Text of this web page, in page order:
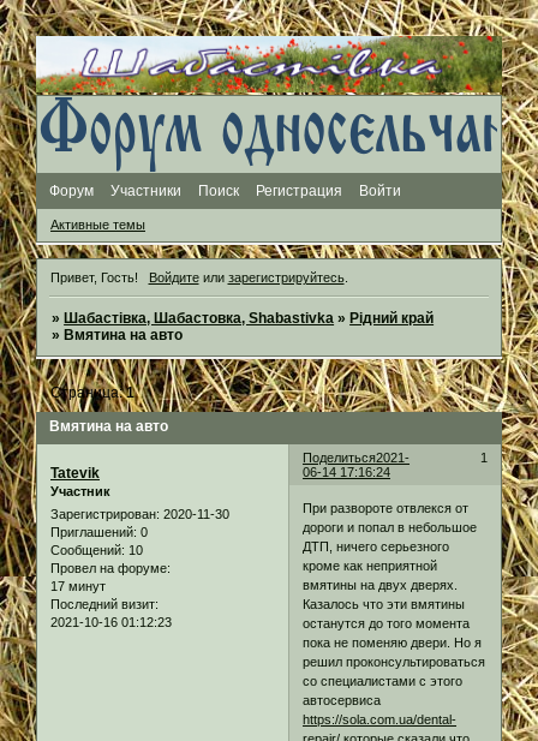
Форум Участники Поиск Регистрация Войти
Активные темы
Привет, Гость! Войдитеили зарегистрируйтесь.
»Шабастівка, Шабастовка, Shabastivka »Рідний край
»Вмятина на авто
Вмятина на авто
Страница:1
Поделиться 1
2021-
06-14 17:16:24
Tatevik
Участник
Зарегистрирован: 2020-11-30
Приглашений: 0
Сообщений: 10
Провел на форуме:
17 минут
Последний визит:
2021-10-16 01:12:23
При развороте отвлекся от
дороги и попал в небольшое
ДТП, ничего серьезного
кроме как неприятной
вмятины на двух дверях.
Казалось что эти вмятины
останутся до того момента
пока не поменяю двери. Но я
решил проконсультироваться
со специалистами с этого
автосервиса
https://sola.com.ua/dental-
repair/ которые сказали что